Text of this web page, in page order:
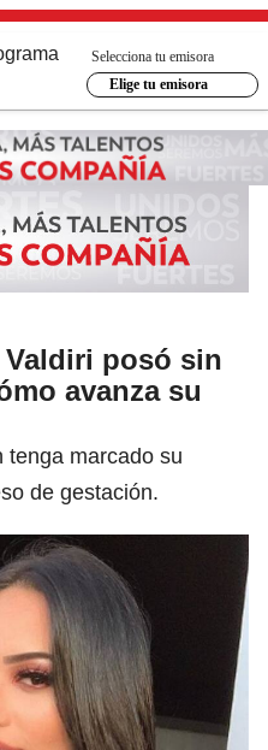
Selecciona tu emisora
Elige tu emisora
posó sin
avanza su
tenga marcado su
de gestación.